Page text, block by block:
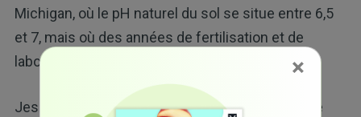
Michigan, où le pH naturel du sol se situe entre 6,5
et 7, mais où des années de fertilisation et de
labourage intensifs ont fait des ravages.
Jesse Vollmar a commencé à travailler avec une
×